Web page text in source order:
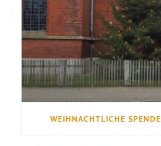
WEIHNACHTLICHE